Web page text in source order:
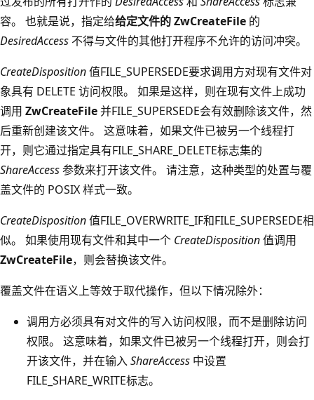
容。 也就是说，指定给给定文件的 ZwCreateFile 的
DesiredAccess 不得与文件的其他打开程序不允许的访问冲突。
CreateDisposition值FILE_SUPERSEDE要求调用方对现有文件对
象具有 DELETE 访问权限。 如果是这样，则在现有文件上成功
调用 ZwCreateFile并FILE_SUPERSEDE会有效删除该文件，然
后重新创建该文件。 这意味着，如果文件已被另一个线程打
开，则它通过指定具有FILE_SHARE_DELETE标志集的
ShareAccess参数来打开该文件。 请注意，这种类型的处置与覆
盖文件的 POSIX 样式一致。
CreateDisposition值FILE_OVERWRITE_IF和FILE_SUPERSEDE相
似。 如果使用现有文件和其中一个 CreateDisposition值调用
ZwCreateFile，则会替换该文件。
覆盖文件在语义上等效于取代操作，但以下情况除外：
调用方必须具有对文件的写入访问权限，而不是删除访问
权限。 这意味着，如果文件已被另一个线程打开，则会打
开该文件，并在输入ShareAccess 中设置
FILE_SHARE_WRITE标志。